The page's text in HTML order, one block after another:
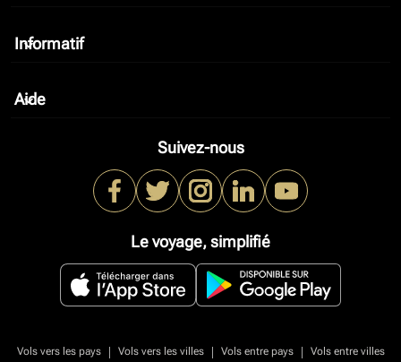
Informatif
keyboard_arrow_down
Aide
keyboard_arrow_down
Suivez-nous
Le voyage, simplifié
Vols vers les pays | Vols vers les villes | Vols entre pays |
Vols entre villes